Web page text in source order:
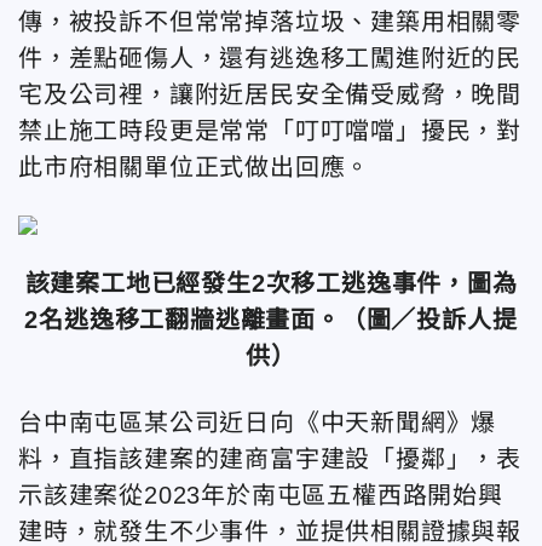
傳，被投訴不但常常掉落垃圾、建築用相關零
件，差點砸傷人，還有逃逸移工闖進附近的民
宅及公司裡，讓附近居民安全備受威脅，晚間
禁止施工時段更是常常「叮叮噹噹」擾民，對
此市府相關單位正式做出回應。
該建案工地已經發生2次移工逃逸事件，圖為
2名逃逸移工翻牆逃離畫面。
（圖／投訴人提
供）
台中南屯區某公司近日 向《中天新聞網》爆
料，直指該建案的建商富宇建設「擾鄰」，表
示該建案從2023年於南屯區五權西路開始興
建時，就發生不少事件，並提供相關證據與報